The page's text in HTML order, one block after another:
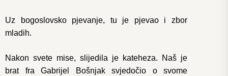
Uz bogoslovsko pjevanje, tu je pjevao i zbor
mladih.
Nakon svete mise, slijedila je kateheza. Naš je
brat fra Gabrijel Bošnjak svjedočio o svome